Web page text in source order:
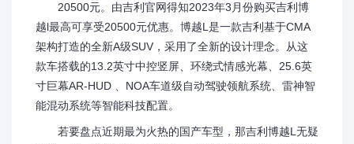
20500元。由吉利官网得知2023年3月份购买吉利博
越l最高可享受20500元优惠。博越L是一款吉利基于CMA
架构打造的全新A级SUV，采用了全新的设计理念。从这
款车搭载的13.2英寸中控竖屏、环绕式情感光幕、25.6英
寸巨幕AR-HUD 、NOA车道级自动驾驶领航系统、雷神智
能混动系统等智能科技配置。
若要盘点近期最为火热的国产车型，那吉利博越L无疑